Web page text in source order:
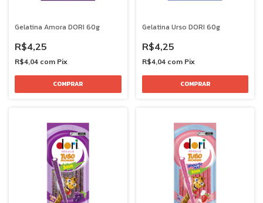
Gelatina Amora DORI 60g
R$4,25
R$4,04 com Pix
Gelatina Urso DORI 60g
R$4,25
R$4,04 com Pix